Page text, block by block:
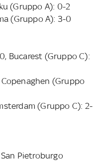
(Gruppo A): 0-2
(Gruppo A): 3-0
Bucarest (Gruppo C):
(Gruppo
(Gruppo C): 2-
Pietroburgo